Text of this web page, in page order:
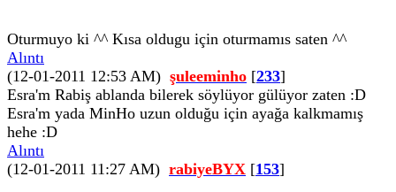
Oturmuyo ki ^^ Kısa oldugu için oturmamıs saten ^^
Alıntı
(12-01-2011 12:53 AM) şuleeminho [233]
Esra'm Rabiş ablanda bilerek söylüyor gülüyor zaten :D
Esra'm yada MinHo uzun olduğu için ayağa kalkmamış
hehe :D
Alıntı
(12-01-2011 11:27 AM) rabiyeBYX [153]